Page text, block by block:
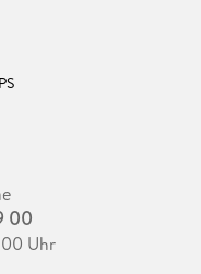
00
Uhr